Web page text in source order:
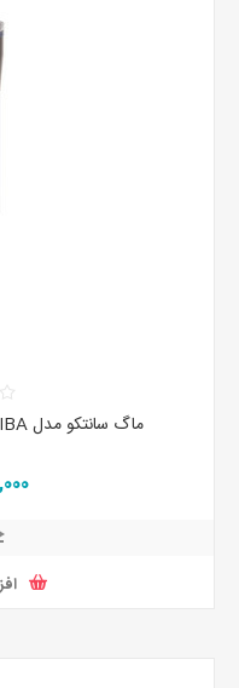
ماگ سانتکو مدل KARIBA حجم 500mL رنگ سفید